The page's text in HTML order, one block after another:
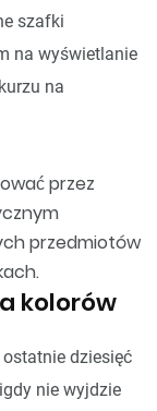
szafki
na wyświetlanie
na
przez
przedmiotów
kolorów
ostatnie dziesięć
nie wyjdzie